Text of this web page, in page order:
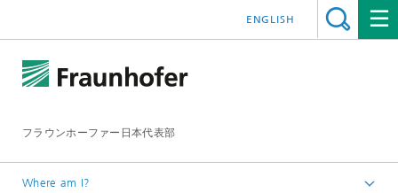
フラウンホーファー日本代表部
ENGLISH
Where am I?